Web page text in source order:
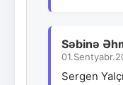
Səbinə
Sergen